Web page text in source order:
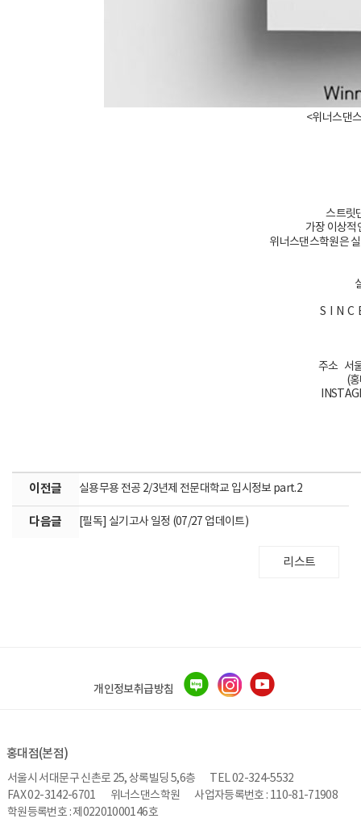
​<위너스댄
스트릿
가장 이상적
위너스댄스학원은
S I N C
주소 서
(
이전글 실용무용 전공 2/3년제 전문대학교 입시정보 part.2
다음글 [필독] 실기고사 일정 (07/27 업데이트)
리스트
개인정보취급방침
홍대점(본점)
서울시 서대문구 신촌로 25, 상록빌딩 5,6층
TEL 02-324-5532
FAX 02-3142-6701
위너스댄스학원
사업자등록번호 : 110-81-71908
학원등록번호 : 제02201000146호